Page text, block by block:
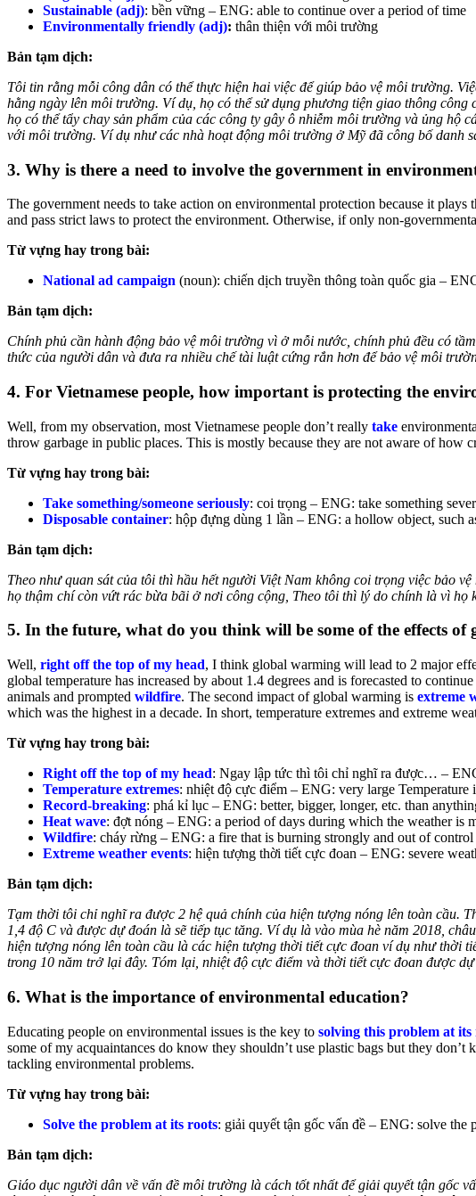
Sustainable (adj): bền vững – ENG: able to continue over a period of time
Environmentally friendly (adj): thân thiện với môi trường
Bản tạm dịch:
Tôi tin rằng mỗi công dân có thể thực hiện hai việc để giúp bảo vệ môi trường.
hằng ngày lên môi trường. Ví dụ, họ có thể sử dụng phương tiện giao thông
họ có thể tẩy chay sản phẩm của các công ty gây ô nhiễm môi trường và ủng hộ
với môi trường. Ví dụ như các nhà hoạt động môi trường ở Mỹ đã công bố danh
3. Why is there a need to involve the government in
The government needs to take action on environmental protection because it
and pass strict laws to protect the environment. Otherwise, if only non-
Từ vựng hay trong bài:
National ad campaign (noun): chiến dịch truyền thông toàn quốc gia –
Bản tạm dịch:
Chính phủ cần hành động bảo vệ môi trường vì ở mỗi nước, chính phủ đều có
thức của người dân và đưa ra nhiều chế tài luật cứng rắn hơn để bảo vệ môi
4. For Vietnamese people, how important is protecting the
Well, from my observation, most Vietnamese people don’t really take
throw garbage in public places. This is mostly because they are not aware of
Từ vựng hay trong bài:
Take something/someone seriously: coi trọng – ENG: take something
Disposable container: hộp đựng dùng 1 lần – ENG: a hollow object, such
Bản tạm dịch:
Theo như quan sát của tôi thì hầu hết người Việt Nam không coi trọng việc bảo
họ thậm chí còn vứt rác bừa bãi ở nơi công cộng, Theo tôi thì lý do chính là vì
5. In the future, what do you think will be some of the effects of
Well, right off the top of my head, I think global warming will lead to 2 major
global temperature has increased by about 1.4 degrees and is forecasted to
animals and prompted wildfire. The second impact of global warming is extreme
which was the highest in a decade. In short, temperature extremes and extreme
Từ vựng hay trong bài:
Right off the top of my head: Ngay lập tức thì tôi chỉ nghĩ ra được… –
Temperature extremes: nhiệt độ cực điểm – ENG: very large Temperature
Record-breaking: phá kỉ lục – ENG: better, bigger, longer, etc. than
Heat wave: đợt nóng – ENG: a period of days during which the weather is
Wildfire: cháy rừng – ENG: a fire that is burning strongly and out of control
Extreme weather events: hiện tượng thời tiết cực đoan – ENG: severe
Bản tạm dịch:
Tạm thời tôi chỉ nghĩ ra được 2 hệ quả chính của hiện tượng nóng lên toàn cầu.
1,4 độ C và được dự đoán là sẽ tiếp tục tăng. Ví dụ là vào mùa hè năm 2018,
hiện tượng nóng lên toàn cầu là các hiện tượng thời tiết cực đoan ví dụ như thời
trong 10 năm trở lại đây. Tóm lại, nhiệt độ cực điểm và thời tiết cực đoan được
6. What is the importance of environmental education?
Educating people on environmental issues is the key to solving this problem at its
some of my acquaintances do know they shouldn’t use plastic bags but they
tackling environmental problems.
Từ vựng hay trong bài:
Solve the problem at its roots: giải quyết tận gốc vấn đề – ENG: solve the
Bản tạm dịch:
Giáo dục người dân về vấn đề môi trường là cách tốt nhất để giải quyết tận gốc